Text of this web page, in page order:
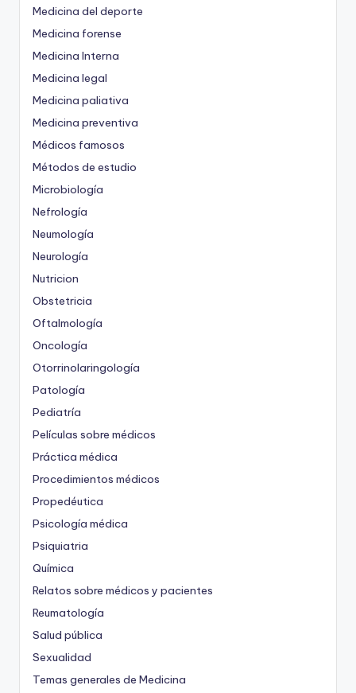
Medicina del deporte
Medicina forense
Medicina Interna
Medicina legal
Medicina paliativa
Medicina preventiva
Médicos famosos
Métodos de estudio
Microbiología
Nefrología
Neumología
Neurología
Nutricion
Obstetricia
Oftalmología
Oncología
Otorrinolaringología
Patología
Pediatría
Películas sobre médicos
Práctica médica
Procedimientos médicos
Propedéutica
Psicología médica
Psiquiatria
Química
Relatos sobre médicos y pacientes
Reumatología
Salud pública
Sexualidad
Temas generales de Medicina